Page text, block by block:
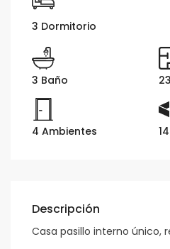
3 Dormitorio
3 Baño
4 Ambientes
Descripción
Casa pasillo interno único,